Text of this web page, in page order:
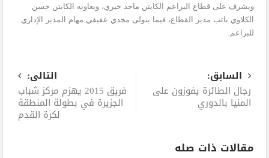
ويشرف على قطاع البراعم الكابتن ماجد خيري، ويعاونه الكابتن حسن
الكلاوي نائب مدير القطاع، فيما يتولى مجدي عفيفي مهام المدير الإداري
للبراعم.
السابق:
رجال الطائرة يفوزون على
المنيا بالدوري
التالى:
فريق 2015 يهزم مركز شباب
الجزيرة في بطولة المنطقة
لكرة القدم
مقالات ذات صله